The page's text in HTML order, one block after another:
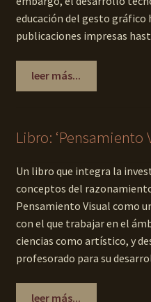
educación del gesto gráfico
publicaciones impresas
leer más...
Libro: ‘Pensamiento
Un libro que integra la
conceptos del
Pensamiento Visual como
con el que trabajar en el
ciencias como artístico, y
profesorado para su
leer más...